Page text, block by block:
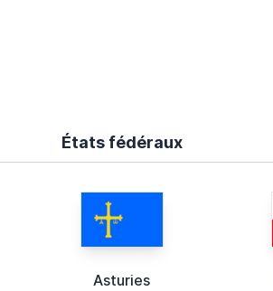
États fédéraux
Asturies